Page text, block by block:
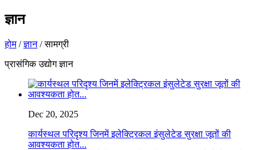
ज्ञान
होम/ज्ञान/ सामग्री
प्रासंगिक उद्योग ज्ञान
Dec 20, 2025
कार्यस्थल परिदृश्य जिनमें इलेक्ट्रिकल इंसुलेटेड सुरक्षा जूतों की
आवश्यकता होत...